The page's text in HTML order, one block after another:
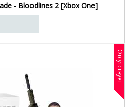
- Bloodlines 2 [Xbox One]
Отсутствует